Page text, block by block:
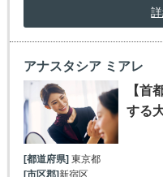
アナスタシア ミアレ
【首
する
[都道府県] 東京都
[市区郡]新宿区